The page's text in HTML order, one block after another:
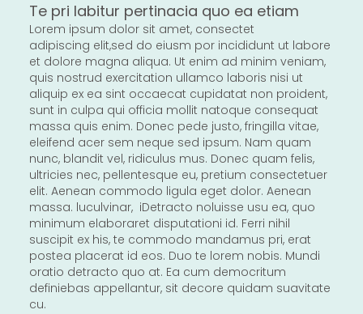
Te pri labitur pertinacia quo ea etiam
Lorem ipsum dolor sit amet, consectet
adipiscing elit,sed do eiusm por incididunt ut labore
et dolore magna aliqua. Ut enim ad minim veniam,
quis nostrud exercitation ullamco laboris nisi ut
aliquip ex ea sint occaecat cupidatat non proident,
sunt in culpa qui officia mollit natoque consequat
massa quis enim. Donec pede justo, fringilla vitae,
eleifend acer sem neque sed ipsum. Nam quam
nunc, blandit vel, ridiculus mus. Donec quam felis,
ultricies nec, pellentesque eu, pretium consectetuer
elit. Aenean commodo ligula eget dolor. Aenean
massa. luculvinar, iDetracto noluisse usu ea, quo
minimum elaboraret disputationi id. Ferri nihil
suscipit ex his, te commodo mandamus pri, erat
postea placerat id eos. Duo te lorem nobis. Mundi
oratio detracto quo at. Ea cum democritum
definiebas appellantur, sit decore quidam suavitate
cu.